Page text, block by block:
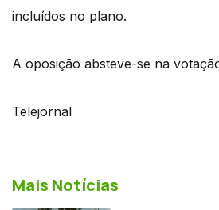
incluídos no plano.
A oposição absteve-se na
Telejornal
Mais Notícias